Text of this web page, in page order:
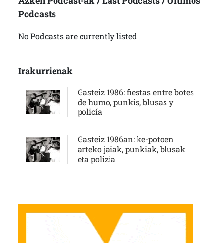
Podcasts
No Podcasts are currently listed
Irakurrienak
Gasteiz 1986: fiestas entre botes
de humo, punkis, blusas y
policía
Gasteiz 1986an: ke-potoen
arteko jaiak, punkiak, blusak
eta polizia